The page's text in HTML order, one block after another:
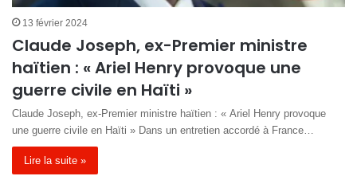
13 février 2024
Claude Joseph, ex-Premier ministre
haïtien : « Ariel Henry provoque une
guerre civile en Haïti »
Claude Joseph, ex-Premier ministre haïtien : « Ariel Henry provoque
une guerre civile en Haïti » Dans un entretien accordé à France…
Lire la suite »